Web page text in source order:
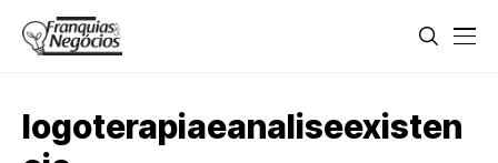
logoterapiaeanaliseexisten